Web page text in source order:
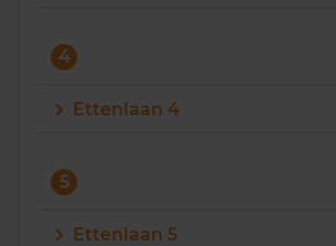
4
Ettenlaan 4
5
Ettenlaan 5